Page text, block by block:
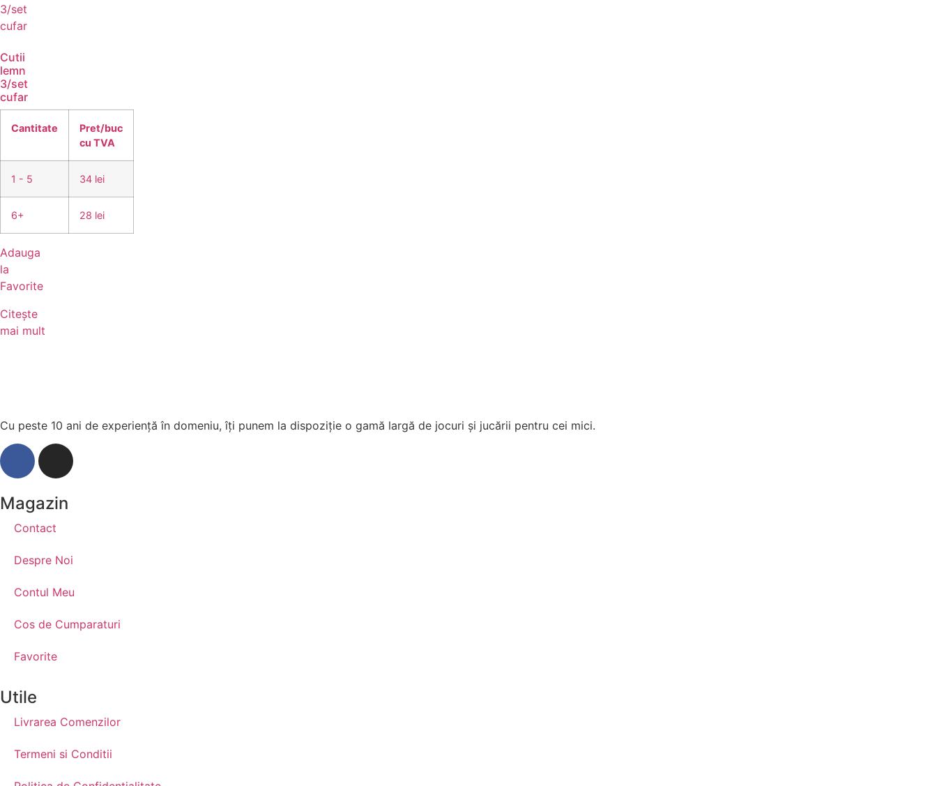
Cutii
lemn
3/set
cufar
Cantitate
Pret/buc
cu TVA
1 - 5 34 lei
6+ 28 lei
Adauga
la
Favorite
Citește
mai mult
Cu peste 10 ani de experiență în domeniu, îți punem la dispoziție o gamă largă de jocuri și jucării pentru cei mici.
Magazin
Contact
Despre Noi
Contul Meu
Cos de Cumparaturi
Favorite
Utile
Livrarea Comenzilor
Termeni si Conditii